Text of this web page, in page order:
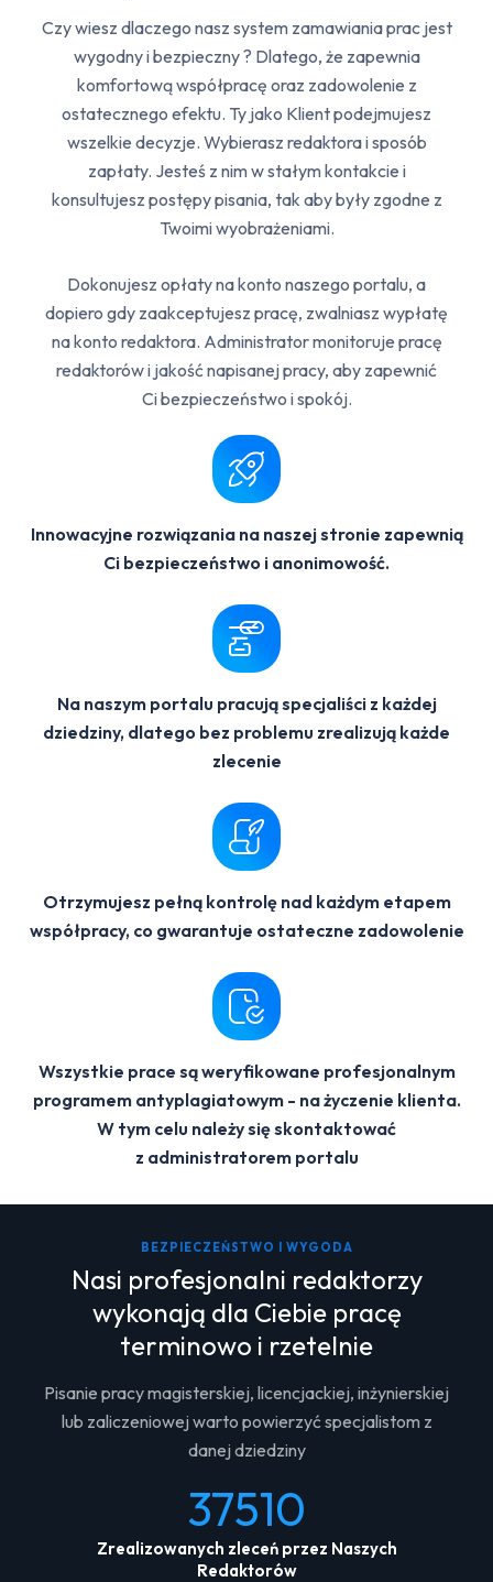
Czy wiesz dlaczego nasz system zamawiania prac jest
wygodny i bezpieczny ? Dlatego, że zapewnia
komfortową współpracę oraz zadowolenie z
ostatecznego efektu. Ty jako Klient podejmujesz
wszelkie decyzje. Wybierasz redaktora i sposób
zapłaty. Jesteś z nim w stałym kontakcie i
konsultujesz postępy pisania, tak aby były zgodne z
Twoimi wyobrażeniami.
Dokonujesz opłaty na konto naszego portalu, a
dopiero gdy zaakceptujesz pracę, zwalniasz wypłatę
na konto redaktora. Administrator monitoruje pracę
redaktorów i jakość napisanej pracy, aby zapewnić
Ci bezpieczeństwo i spokój.
Innowacyjne rozwiązania na naszej stronie zapewnią
Ci bezpieczeństwo i anonimowość.
Na naszym portalu pracują specjaliści z każdej
dziedziny, dlatego bez problemu zrealizują każde
zlecenie
Otrzymujesz pełną kontrolę nad każdym etapem
współpracy, co gwarantuje ostateczne zadowolenie
Wszystkie prace są weryfikowane profesjonalnym
programem antyplagiatowym - na życzenie klienta.
W tym celu należy się skontaktować
z administratorem portalu
BEZPIECZEŃSTWO I WYGODA
Nasi profesjonalni redaktorzy
wykonają dla Ciebie pracę
terminowo i rzetelnie
Pisanie pracy magisterskiej, licencjackiej, inżynierskiej
lub zaliczeniowej warto powierzyć specjalistom z
danej dziedziny
37510
Zrealizowanych zleceń przez Naszych
Redaktorów